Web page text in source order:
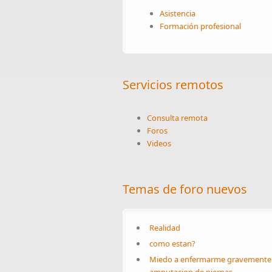
Asistencia
Formación profesional
Servicios remotos
Consulta remota
Foros
Videos
Temas de foro nuevos
Realidad
como estan?
Miedo a enfermarme